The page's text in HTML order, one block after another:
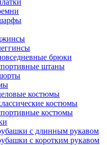
брюки
штаны
костюмы
костюмы
костюмы
с длинным рукавом
с коротким рукавом